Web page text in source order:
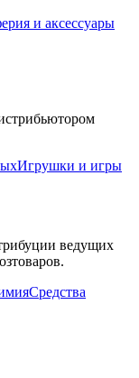
и аксессуары
Игрушки и игры
ведущих
Средства